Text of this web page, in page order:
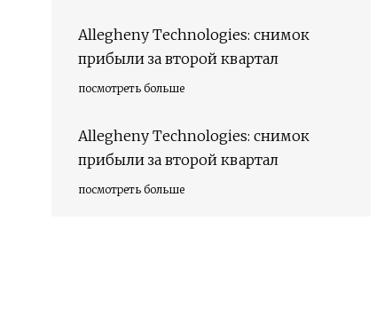
Allegheny Technologies: снимок
прибыли за второй квартал
посмотреть больше
Allegheny Technologies: снимок
прибыли за второй квартал
посмотреть больше